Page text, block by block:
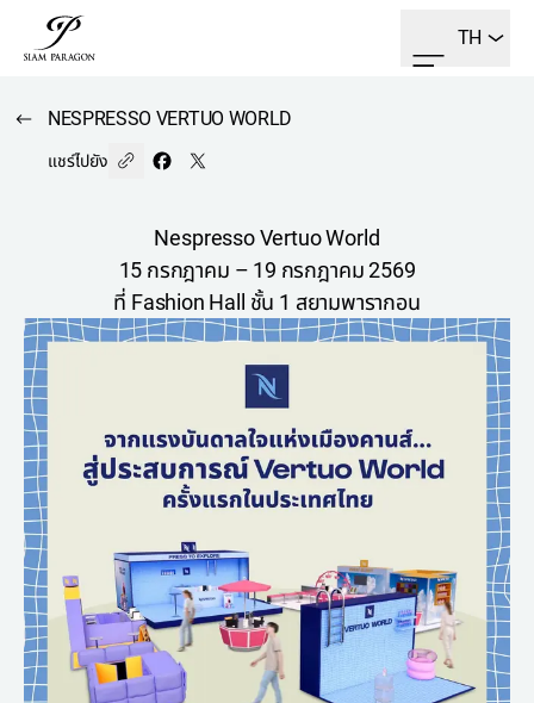
TH
NESPRESSO VERTUO WORLD
แชร์ไปยัง
Nespresso Vertuo World
15 กรกฎาคม – 19 กรกฎาคม 2569
ที่ Fashion Hall ชั้น 1 สยามพารากอน